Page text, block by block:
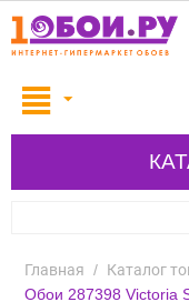
Главная / Каталог
Обои 287398 Victoria